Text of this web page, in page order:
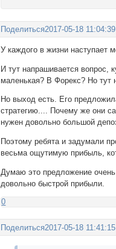
Поделиться2017-05-18 11:04:39
У каждого в жизни наступает
И тут напрашивается вопрос,
маленькая? В Форекс? Но тут
Но выход есть. Его
стратегию.... Почему же они
нужен довольно большой
Поэтому ребята и задумали
весьма ощутимую прибыль,
Думаю это предложение
довольно быстрой прибыли.
0
Поделиться2017-05-18 11:41:15